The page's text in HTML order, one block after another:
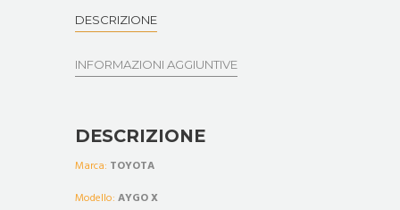
DESCRIZIONE
INFORMAZIONI AGGIUNTIVE
DESCRIZIONE
Marca: TOYOTA
Modello: AYGO X